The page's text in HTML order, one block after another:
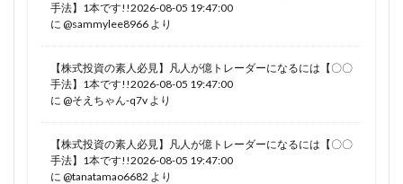
手法】1本です!!2026-08-05 19:47:00
に @sammylee8966 より
【株式投資の素人必見】凡人が億トレーダーになるには【〇〇
手法】1本です!!2026-08-05 19:47:00
に @そえちゃん-q7v より
【株式投資の素人必見】凡人が億トレーダーになるには【〇〇
手法】1本です!!2026-08-05 19:47:00
に @tanatamao6682 より